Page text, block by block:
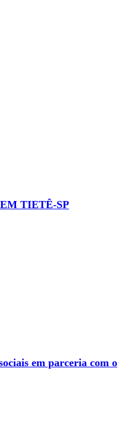
TIETÊ-SP
em parceria com o